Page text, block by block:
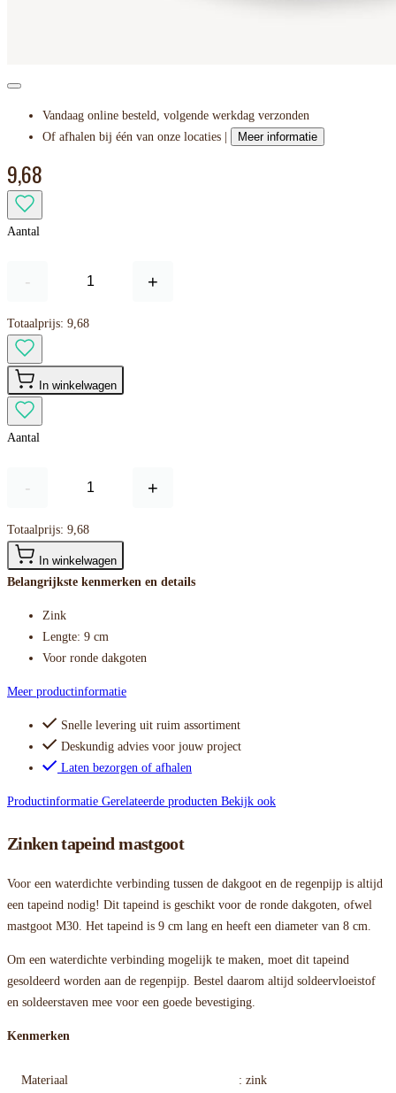
Vandaag online besteld, volgende werkdag verzonden
Of afhalen bij één van onze locaties |
Meer informatie
9,68
Aantal
- +
Totaalprijs: 9,68
In winkelwagen
Aantal
- +
Totaalprijs: 9,68
In winkelwagen
Belangrijkste kenmerken en details
Zink
Lengte: 9 cm
Voor ronde dakgoten
Meer productinformatie
Snelle levering uit ruim assortiment
Deskundig advies voor jouw project
Laten bezorgen of afhalen
Productinformatie Gerelateerde producten Bekijk ook
Zinken tapeind mastgoot
Voor een waterdichte verbinding tussen de dakgoot en de regenpijp is altijd
een tapeind nodig! Dit tapeind is geschikt voor de ronde dakgoten, ofwel
mastgoot M30. Het tapeind is 9 cm lang en heeft een diameter van 8 cm.
Om een waterdichte verbinding mogelijk te maken, moet dit tapeind
gesoldeerd worden aan de regenpijp. Bestel daarom altijd soldeervloeistof
en soldeerstaven mee voor een goede bevestiging.
Kenmerken
Materiaal : zink